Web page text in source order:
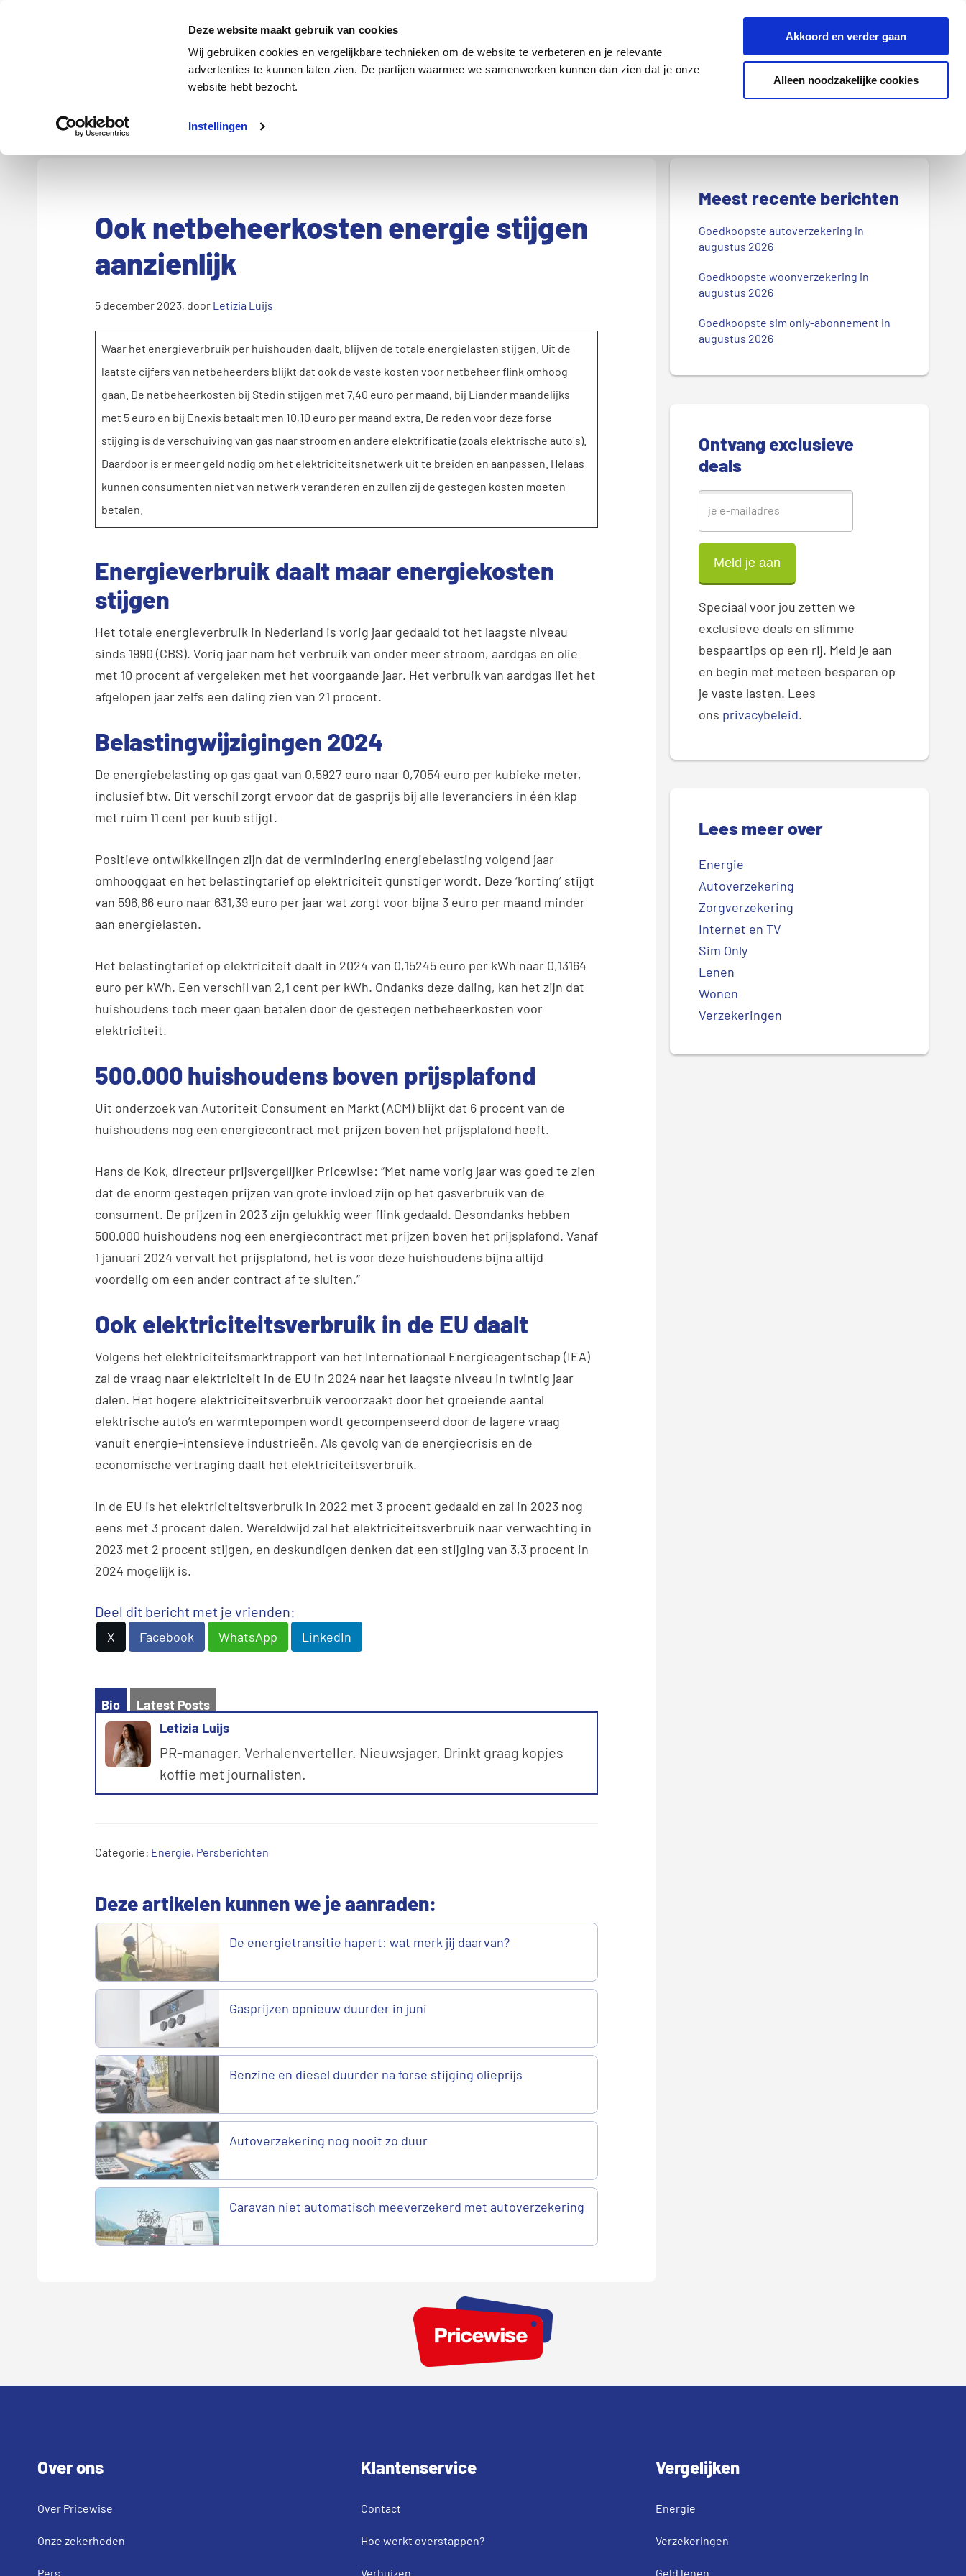
Deze website maakt gebruik van cookies
Wij gebruiken cookies en vergelijkbare technieken om de website te verbeteren en je relevante
advertenties te kunnen laten zien. De partijen waarmee we samenwerken kunnen dan zien dat je onze
website hebt bezocht.
Instellingen
Akkoord en verder gaan
Alleen noodzakelijke cookies
Energie Verzekeringen Internet en tv
Z
e
k
d
n
b
o
g
.
.
Energie Autoverzekering
Ook netbeheerkosten energie stijgen
aanzienlijk
5 december 2023, door Letizia Luijs
Waar het energieverbruik per huishouden daalt, blijven de totale energielasten stijgen. Uit de
laatste cijfers van netbeheerders blijkt dat ook de vaste kosten voor netbeheer flink omhoog
gaan. De netbeheerkosten bij Stedin stijgen met 7,40 euro per maand, bij Liander maandelijks
met 5 euro en bij Enexis betaalt men 10,10 euro per maand extra. De reden voor deze forse
stijging is de verschuiving van gas naar stroom en andere elektrificatie (zoals elektrische auto`s).
Daardoor is er meer geld nodig om het elektriciteitsnetwerk uit te breiden en aanpassen. Helaas
kunnen consumenten niet van netwerk veranderen en zullen zij de gestegen kosten moeten
betalen.
Energieverbruik daalt maar energiekosten
stijgen
Het totale energieverbruik in Nederland is vorig jaar gedaald tot het laagste niveau
sinds 1990 (CBS). Vorig jaar nam het verbruik van onder meer stroom, aardgas en olie
met 10 procent af vergeleken met het voorgaande jaar. Het verbruik van aardgas liet het
afgelopen jaar zelfs een daling zien van 21 procent.
Belastingwijzigingen 2024
De energiebelasting op gas gaat van 0,5927 euro naar 0,7054 euro per kubieke meter,
inclusief btw. Dit verschil zorgt ervoor dat de gasprijs bij alle leveranciers in één klap
met ruim 11 cent per kuub stijgt.
Positieve ontwikkelingen zijn dat de vermindering energiebelasting volgend jaar
omhooggaat en het belastingtarief op elektriciteit gunstiger wordt. Deze ‘korting’ stijgt
van 596,86 euro naar 631,39 euro per jaar wat zorgt voor bijna 3 euro per maand minder
aan energielasten.
Het belastingtarief op elektriciteit daalt in 2024 van 0,15245 euro per kWh naar 0,13164
euro per kWh. Een verschil van 2,1 cent per kWh. Ondanks deze daling, kan het zijn dat
huishoudens toch meer gaan betalen door de gestegen netbeheerkosten voor
elektriciteit.
500.000 huishoudens boven prijsplafond
Uit onderzoek van Autoriteit Consument en Markt (ACM) blijkt dat 6 procent van de
huishoudens nog een energiecontract met prijzen boven het prijsplafond heeft.
Hans de Kok, directeur prijsvergelijker Pricewise: “Met name vorig jaar was goed te zien
dat de enorm gestegen prijzen van grote invloed zijn op het gasverbruik van de
consument. De prijzen in 2023 zijn gelukkig weer flink gedaald. Desondanks hebben
500.000 huishoudens nog een energiecontract met prijzen boven het prijsplafond. Vanaf
1 januari 2024 vervalt het prijsplafond, het is voor deze huishoudens bijna altijd
voordelig om een ander contract af te sluiten.”
Ook elektriciteitsverbruik in de EU daalt
Volgens het elektriciteitsmarktrapport van het Internationaal Energieagentschap (IEA)
zal de vraag naar elektriciteit in de EU in 2024 naar het laagste niveau in twintig jaar
dalen. Het hogere elektriciteitsverbruik veroorzaakt door het groeiende aantal
elektrische auto’s en warmtepompen wordt gecompenseerd door de lagere vraag
vanuit energie-intensieve industrieën. Als gevolg van de energiecrisis en de
economische vertraging daalt het elektriciteitsverbruik.
In de EU is het elektriciteitsverbruik in 2022 met 3 procent gedaald en zal in 2023 nog
eens met 3 procent dalen. Wereldwijd zal het elektriciteitsverbruik naar verwachting in
2023 met 2 procent stijgen, en deskundigen denken dat een stijging van 3,3 procent in
2024 mogelijk is.
Deel dit bericht met je vrienden:
X Facebook WhatsApp LinkedIn
Bio
Latest Posts
Letizia Luijs
PR-manager. Verhalenverteller. Nieuwsjager. Drinkt graag kopjes
koffie met journalisten.
Categorie: Energie, Persberichten
Deze artikelen kunnen we je aanraden:
De energietransitie hapert: wat merk jij daarvan?
Gasprijzen opnieuw duurder in juni
Benzine en diesel duurder na forse stijging olieprijs
Autoverzekering nog nooit zo duur
Caravan niet automatisch meeverzekerd met autoverzekering
P
e
Meest recente berichten
Goedkoopste autoverzekering in
augustus 2026
Goedkoopste woonverzekering in
augustus 2026
Goedkoopste sim only-abonnement in
augustus 2026
Ontvang exclusieve
deals
Speciaal voor jou zetten we
exclusieve deals en slimme
bespaartips op een rij. Meld je aan
en begin met meteen besparen op
je vaste lasten. Lees
ons privacybeleid.
Lees meer over
Energie
Autoverzekering
Zorgverzekering
Internet en TV
Sim Only
Lenen
Wonen
Verzekeringen
Over ons
Over Pricewise
Onze zekerheden
Pers
Klantenservice
Contact
Hoe werkt overstappen?
Verhuizen
Vergelijken
Energie
Verzekeringen
Geld lenen